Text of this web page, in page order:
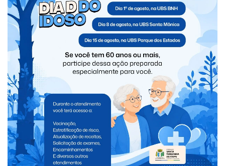
“Essa convocação é motivo de muito orgulho para São
Miguel do Iguaçu. Ver um atleta do município na
seletiva da Seleção Brasileira e um técnico integrando os
trabalhos da comissão técnica nacional confirma que o
trabalho desenvolvido pela Secretaria de Cultura e
Esporte vem abrindo oportunidades e levando o nome
do nosso município cada vez mais longe. Parabenizamos
o Roberto e o Osmar e desejamos muito sucesso nesta
importante etapa”, afirmou o prefeito Boaventura